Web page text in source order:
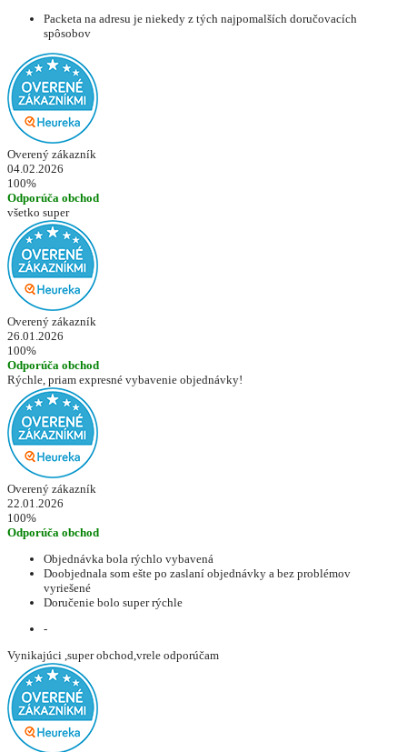
Packeta na adresu je niekedy z tých najpomalších doručovacích
spôsobov
Overený zákazník
04.02.2026
100%
Odporúča obchod
všetko super
Overený zákazník
26.01.2026
100%
Odporúča obchod
Rýchle, priam expresné vybavenie objednávky!
Overený zákazník
22.01.2026
100%
Odporúča obchod
Objednávka bola rýchlo vybavená
Doobjednala som ešte po zaslaní objednávky a bez problémov
vyriešené
Doručenie bolo super rýchle
-
Vynikajúci ,super obchod,vrele odporúčam